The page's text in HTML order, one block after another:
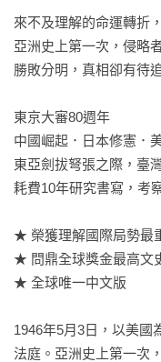
來不及理解的命運轉折
亞洲史上第一次，侵略
勝敗分明，真相卻有待
東京大審80週年
中國崛起．日本修憲．
東亞劍拔弩張之際，臺
耗費10年研究書寫，考
★ 榮獲理解國際局勢最
★ 問鼎全球獎金最高文
★ 全球唯一中文版
1946年5月3日，以美國
法庭。亞洲史上第一次